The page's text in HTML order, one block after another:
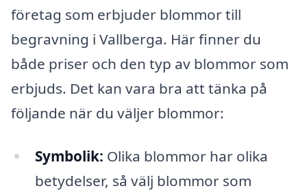
företag som erbjuder blommor till
begravning i Vallberga. Här finner du
både priser och den typ av blommor som
erbjuds. Det kan vara bra att tänka på
följande när du väljer blommor:
Symbolik: Olika blommor har olika
betydelser, så välj blommor som